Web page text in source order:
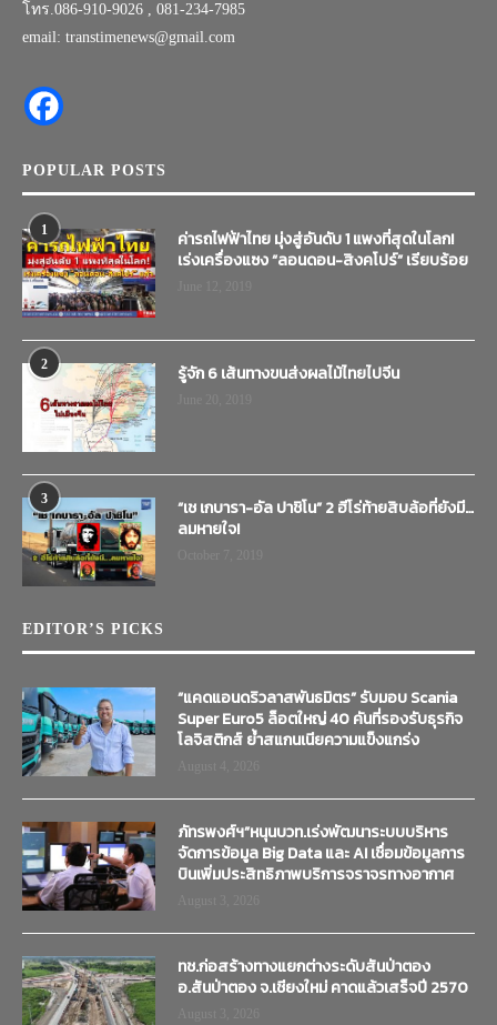
โทร.086-910-9026 , 081-234-7985
email: transtimenews@gmail.com
POPULAR POSTS
1
ค่ารถไฟฟ้าไทย มุ่งสู่อันดับ 1 แพงที่สุดในโลก!
เร่งเครื่องแซง “ลอนดอน-สิงคโปร์” เรียบร้อย
2 รู้จัก 6 เส้นทางขนส่งผลไม้ไทยไปจีน
3
“เช เกบารา-อัล ปาชิโน” 2 ฮีโร่ท้ายสิบล้อที่ยังมี…
ลมหายใจ!
EDITOR’S PICKS
“แคดแอนดริวลาสพันธมิตร” รับมอบ Scania
Super Euro5 ล็อตใหญ่ 40 คันที่รองรับธุรกิจ
โลจิสติกส์ ย้ำสแกนเนียความแข็งแกร่ง
ภัทรพงศ์ฯ”หนุนบวท.เร่งพัฒนาระบบบริหาร
จัดการข้อมูล Big Data และ AI เชื่อมข้อมูลการ
บินเพิ่มประสิทธิภาพบริการจราจรทางอากาศ
ทช.ก่อสร้างทางแยกต่างระดับสันป่าตอง
อ.สันป่าตอง จ.เชียงใหม่ คาดแล้วเสร็จปี 2570